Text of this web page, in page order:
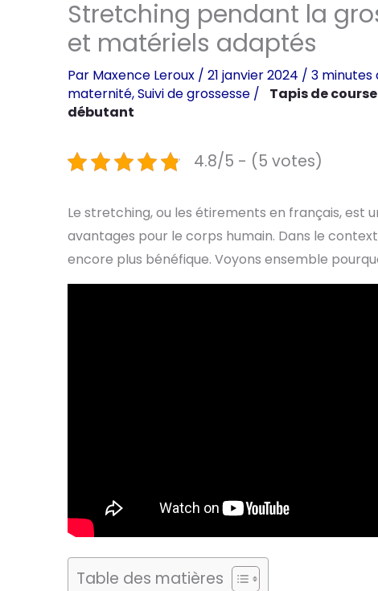
Stretching pendant la
et matériels adaptés
Par Maxence Leroux / 21 janvier 2024 / 3
maternité,Suivi de grossesse / Tapis de course
débutant
4.8/5 - (5 votes)
Le stretching, ou les étirements en français, est
avantages pour le corps humain. Dans le
encore plus bénéfique. Voyons ensemble
Table des matières